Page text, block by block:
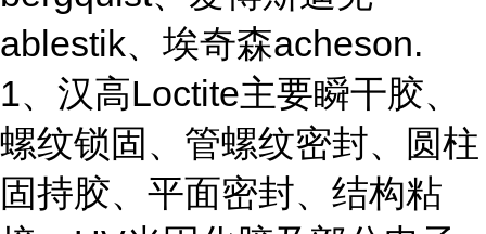
ablestik、埃奇森acheson.
1、汉高Loctite主要瞬干胶、
螺纹锁固、管螺纹密封、圆柱
固持胶、平面密封、结构粘